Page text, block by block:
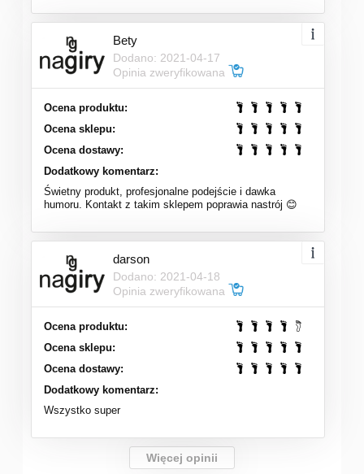
Bety
Dodano: 2021-04-17
Opinia zweryfikowana
Ocena produktu:
Ocena sklepu:
Ocena dostawy:
Dodatkowy komentarz:
Świetny produkt, profesjonalne podejście i dawka
humoru. Kontakt z takim sklepem poprawia nastrój 😊
darson
Dodano: 2021-04-18
Opinia zweryfikowana
Ocena produktu:
Ocena sklepu:
Ocena dostawy:
Dodatkowy komentarz:
Wszystko super
Więcej opinii